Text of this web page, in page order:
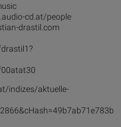
cd.at/people
drastil.com
indizes/aktuelle-